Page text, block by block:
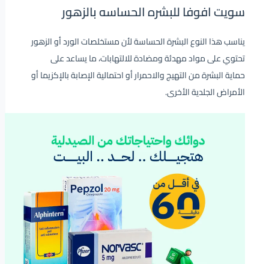
سويت افوفا للبشره الحساسه بالزهور
يناسب هذا النوع البشرة الحساسة لأن مستخلصات الورد أو الزهور
تحتوي على مواد مهدئة ومضادة للالتهابات، ما يساعد على
حماية البشرة من التهيج والاحمرار أو احتمالية الإصابة بالإكزيما أو
الأمراض الجلدية الأخرى.